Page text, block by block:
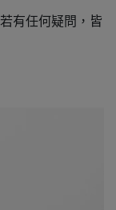
有任何疑問，皆